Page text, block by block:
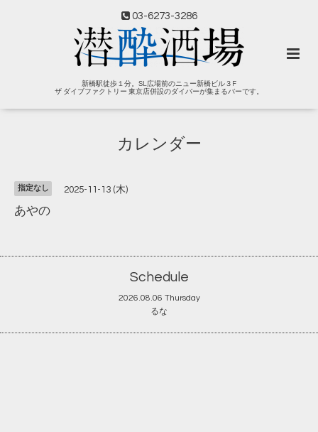
03-6273-3286
新橋駅徒歩１分。SL広場前のニュー新橋ビル３F
ザ ダイブファクトリー 東京店併設のダイバーが集まるバーです。
カレンダー
指定なし 2025-11-13 (木)
あやの
Schedule
2026.08.06 Thursday
るな